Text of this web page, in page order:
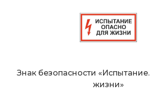
Знак безопасности
жизни»